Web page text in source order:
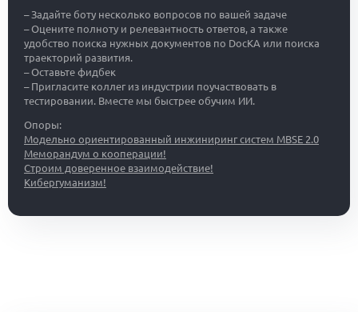
– Задайте боту несколько вопросов по вашей задаче
– Оцените полноту и релевантность ответов, а также
удобство поиска нужных документов по DocKA или поиска
траекторий развития.
– Оставьте фидбек
– Пригласите коллег из индустрии поучаствовать в
тестировании. Вместе мы быстрее обучим ИИ.
Опоры:
Модельно ориентированный инжиниринг систем MBSE 2.0
Меморандум о кооперации!
Строим доверенное взаимодействие!
Кибергуманизм!